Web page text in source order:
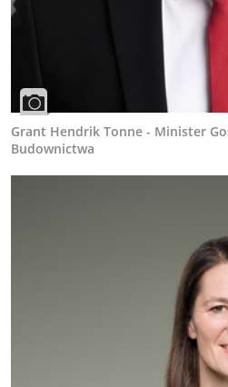
Grant Hendrik Tonne - Minister
Budownictwa